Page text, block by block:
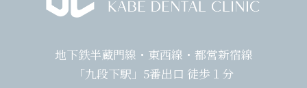
地下鉄半蔵門線・東西線・都営新宿線
「九段下駅」5番出口 徒歩１分